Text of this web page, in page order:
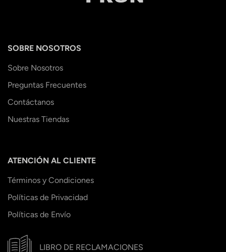
SOBRE NOSOTROS
Sobre Nosotros
Preguntas Frecuentes
Contáctanos
Nuestras Tiendas
ATENCIÓN AL CLIENTE
Términos y Condiciones
Políticas de Privacidad
Políticas de Envío
LIBRO DE RECLAMACIONES